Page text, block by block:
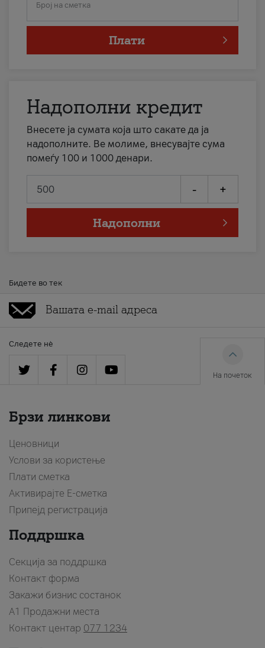
Број на сметка
Плати
Надополни кредит
Внесете ја сумата која што сакате да ја
надополните. Ве молиме, внесувајте сума
помеѓу 100 и 1000 денари.
- +
Надополни
Бидете во тек
Следете нè
На почеток
Брзи линкови
Ценовници
Услови за користење
Плати сметка
Активирајте Е-сметка
Припејд регистрација
Поддршка
Секција за поддршка
Контакт форма
Закажи бизнис состанок
A1 Продажни места
Контакт центар 077 1234